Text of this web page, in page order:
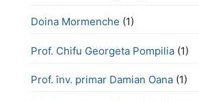
Doina Mormenche (1)
Prof. Chifu Georgeta Pompilia (1)
Prof. înv. primar Damian Oana (1)